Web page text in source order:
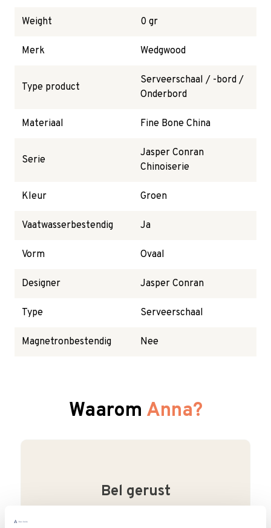
Weight 0 gr
Merk Wedgwood
Type product
Serveerschaal / -bord /
Onderbord
Materiaal Fine Bone China
Serie
Jasper Conran
Chinoiserie
Kleur Groen
Vaatwasserbestendig Ja
Vorm Ovaal
Designer Jasper Conran
Type Serveerschaal
Magnetronbestendig Nee
Waarom Anna?
Bel gerust